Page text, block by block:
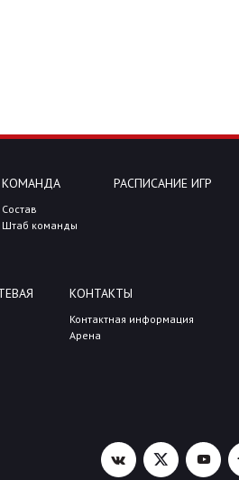
КОМАНДА
Состав
Штаб команды
РАСПИСАНИЕ ИГР
КОНТАКТЫ
Контактная информация
Арена